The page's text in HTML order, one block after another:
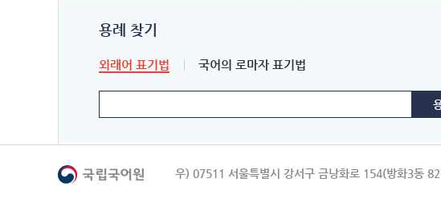
용례 찾기
외래어 표기법 국어의 로마자 표기법
우) 07511 서울특별시 강서구 금낭화로 154(방화3동